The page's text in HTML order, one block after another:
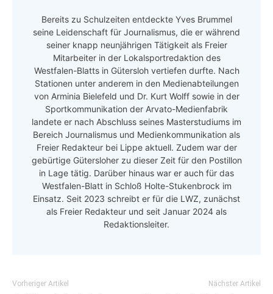
Bereits zu Schulzeiten entdeckte Yves Brummel
seine Leidenschaft für Journalismus, die er während
seiner knapp neunjährigen Tätigkeit als Freier
Mitarbeiter in der Lokalsportredaktion des
Westfalen-Blatts in Gütersloh vertiefen durfte. Nach
Stationen unter anderem in den Medienabteilungen
von Arminia Bielefeld und Dr. Kurt Wolff sowie in der
Sportkommunikation der Arvato-Medienfabrik
landete er nach Abschluss seines Masterstudiums im
Bereich Journalismus und Medienkommunikation als
Freier Redakteur bei Lippe aktuell. Zudem war der
gebürtige Gütersloher zu dieser Zeit für den Postillon
in Lage tätig. Darüber hinaus war er auch für das
Westfalen-Blatt in Schloß Holte-Stukenbrock im
Einsatz. Seit 2023 schreibt er für die LWZ, zunächst
als Freier Redakteur und seit Januar 2024 als
Redaktionsleiter.
Vorheriger Artikel Nächster Artikel